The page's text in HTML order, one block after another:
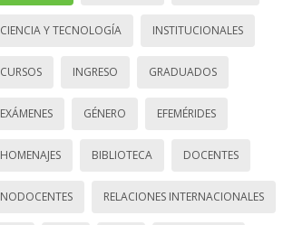
CIENCIA Y TECNOLOGÍA INSTITUCIONALES
CURSOS INGRESO GRADUADOS
EXÁMENES GÉNERO EFEMÉRIDES
HOMENAJES BIBLIOTECA DOCENTES
NODOCENTES RELACIONES INTERNACIONALES